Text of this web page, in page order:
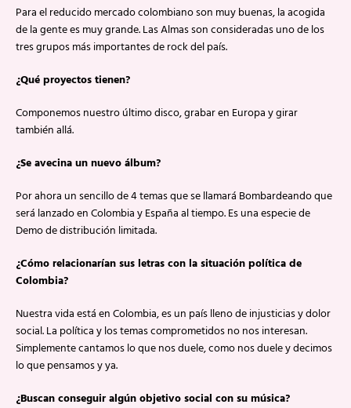
Para el reducido mercado colombiano son muy buenas, la acogida
de la gente es muy grande. Las Almas son consideradas uno de los
tres grupos más importantes de rock del país.
¿Qué proyectos tienen?
Componemos nuestro último disco, grabar en Europa y girar
también allá.
¿Se avecina un nuevo álbum?
Por ahora un sencillo de 4 temas que se llamará Bombardeando que
será lanzado en Colombia y España al tiempo. Es una especie de
Demo de distribución limitada.
¿Cómo relacionarían sus letras con la situación política de
Colombia?
Nuestra vida está en Colombia, es un país lleno de injusticias y dolor
social. La política y los temas comprometidos no nos interesan.
Simplemente cantamos lo que nos duele, como nos duele y decimos
lo que pensamos y ya.
¿Buscan conseguir algún objetivo social con su música?